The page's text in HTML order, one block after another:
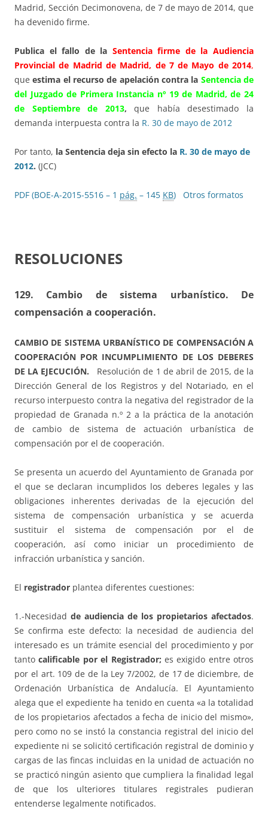
Madrid, Sección Decimonovena, de 7 de mayo de 2014, que
ha devenido firme.
Publica el fallo de la Sentencia firme de la Audiencia
Provincial de Madrid de Madrid, de 7 de Mayo de 2014,
queestima el recurso de apelación contra la Sentencia de
del Juzgado de Primera Instancia nº 19 de Madrid, de 24
de Septiembre de 2013,que había desestimado la
demanda interpuesta contra la R. 30 de mayo de 2012
Por tanto, la Sentencia deja sin efecto la R. 30 de mayo de
2012. (JCC)
PDF (BOE-A-2015-5516 – 1 pág. – 145 KB) Otros formatos
RESOLUCIONES
129. Cambio de sistema urbanístico. De
compensación a cooperación.
CAMBIO DE SISTEMA URBANÍSTICO DE COMPENSACIÓN A
COOPERACIÓN POR INCUMPLIMIENTO DE LOS DEBERES
DE LA EJECUCIÓN. Resolución de 1 de abril de 2015, de la
Dirección General de los Registros y del Notariado, en el
recurso interpuesto contra la negativa del registrador de la
propiedad de Granada n.º 2 a la práctica de la anotación
de cambio de sistema de actuación urbanística de
compensación por el de cooperación.
Se presenta un acuerdo del Ayuntamiento de Granada por
el que se declaran incumplidos los deberes legales y las
obligaciones inherentes derivadas de la ejecución del
sistema de compensación urbanística y se acuerda
sustituir el sistema de compensación por el de
cooperación, así como iniciar un procedimiento de
infracción urbanística y sanción.
El registrador plantea diferentes cuestiones:
1.-Necesidad de audiencia de los propietarios afectados.
Se confirma este defecto: la necesidad de audiencia del
interesado es un trámite esencial del procedimiento y por
tantocalificable por el Registrador; es exigido entre otros
por el art. 109 de de la Ley 7/2002, de 17 de diciembre, de
Ordenación Urbanística de Andalucía. El Ayuntamiento
alega que el expediente ha tenido en cuenta «a la totalidad
de los propietarios afectados a fecha de inicio del mismo»,
pero como no se instó la constancia registral del inicio del
expediente ni se solicitó certificación registral de dominio y
cargas de las fincas incluidas en la unidad de actuación no
se practicó ningún asiento que cumpliera la finalidad legal
de que los ulteriores titulares registrales pudieran
entenderse legalmente notificados.